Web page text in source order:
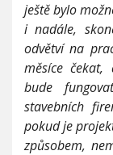
ještě bylo
i nadále,
odvětví na
měsíce
bude
stavebních
pokud je
způsobem,